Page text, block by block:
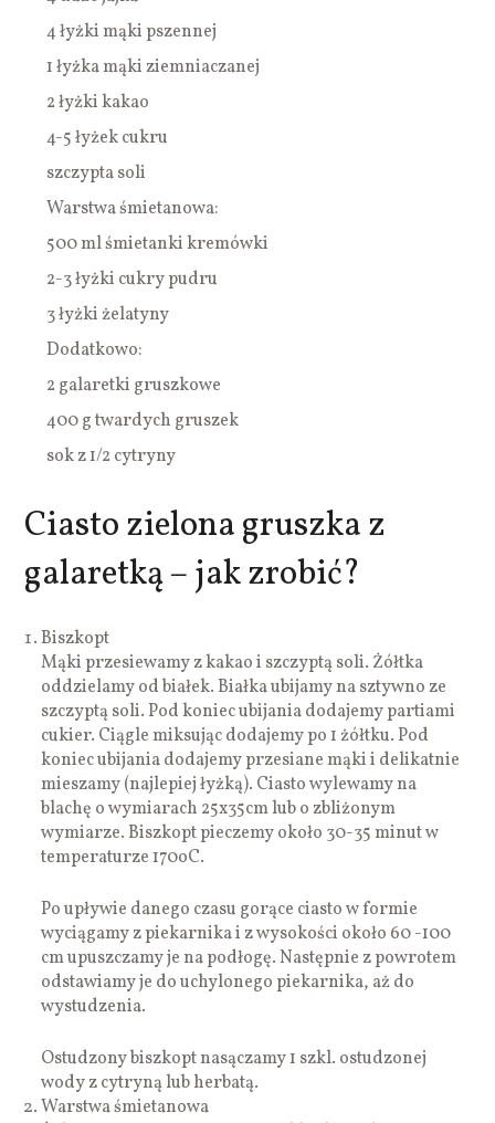
4 łyżki mąki pszennej
1 łyżka mąki ziemniaczanej
2 łyżki kakao
4-5 łyżek cukru
szczypta soli
Warstwa śmietanowa:
500 ml śmietanki kremówki
2-3 łyżki cukry pudru
3 łyżki żelatyny
Dodatkowo:
2 galaretki gruszkowe
400 g twardych gruszek
sok z 1/2 cytryny
Ciasto zielona gruszka z
galaretką – jak zrobić?
Biszkopt
Mąki przesiewamy z kakao i szczyptą soli. Żółtka
oddzielamy od białek. Białka ubijamy na sztywno ze
szczyptą soli. Pod koniec ubijania dodajemy partiami
cukier. Ciągle miksując dodajemy po 1 żółtku. Pod
koniec ubijania dodajemy przesiane mąki i delikatnie
mieszamy (najlepiej łyżką). Ciasto wylewamy na
blachę o wymiarach 25x35cm lub o zbliżonym
wymiarze. Biszkopt pieczemy około 30-35 minut w
temperaturze 170oC.
Po upływie danego czasu gorące ciasto w formie
wyciągamy z piekarnika i z wysokości około 60 -100
cm upuszczamy je na podłogę. Następnie z powrotem
odstawiamy je do uchylonego piekarnika, aż do
wystudzenia.
Ostudzony biszkopt nasączamy 1 szkl. ostudzonej
wody z cytryną lub herbatą.
Warstwa śmietanowa